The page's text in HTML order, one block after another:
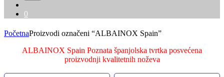
0
PočetnaProizvodi označeni “ALBAINOX Spain”
ALBAINOX Spain Poznata španjolska tvrtka posvećena
proizvodnji kvalitetnih noževa